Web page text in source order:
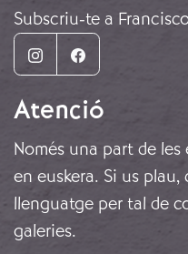
Subscriu-te a
InstagramFacebook
Atenció
Només una part de
en euskera. Si us
llenguatge per tal de
galeries.